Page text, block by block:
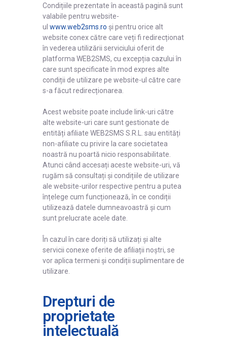
Condițiile prezentate în această pagină sunt
valabile pentru website-
ul www.web2sms.ro și pentru orice alt
website conex către care veți fi redirecționat
în vederea utilizării serviciului oferit de
platforma WEB2SMS, cu excepția cazului în
care sunt specificate în mod expres alte
condiții de utilizare pe website-ul către care
s-a făcut redirecționarea.
Acest website poate include link-uri către
alte website-uri care sunt gestionate de
entități afiliate WEB2SMS S.R.L. sau entități
non-afiliate cu privire la care societatea
noastră nu poartă nicio responsabilitate.
Atunci când accesați aceste website-uri, vă
rugăm să consultați și condițiile de utilizare
ale website-urilor respective pentru a putea
înțelege cum funcționează, în ce condiții
utilizează datele dumneavoastră și cum
sunt prelucrate acele date.
În cazul în care doriți să utilizați și alte
servicii conexe oferite de afiliații noștri, se
vor aplica termeni și condiții suplimentare de
utilizare.
Drepturi de
proprietate
intelectuală